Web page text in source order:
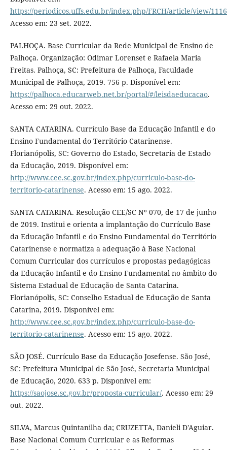
https://periodicos.uffs.edu.br/index.php/FRCH/article/view/
Acesso em: 23 set. 2022.
PALHOÇA. Base Curricular da Rede Municipal de Ensino de
Palhoça. Organização: Odimar Lorenset e Rafaela Maria
Freitas. Palhoça, SC: Prefeitura de Palhoça, Faculdade
Municipal de Palhoça, 2019. 756 p. Disponível em:
https://palhoca.educarweb.net.br/portal/#/leisdaeducacao.
Acesso em: 29 out. 2022.
SANTA CATARINA. Currículo Base da Educação Infantil e do
Ensino Fundamental do Território Catarinense.
Florianópolis, SC: Governo do Estado, Secretaria de Estado
da Educação, 2019. Disponível em:
http://www.cee.sc.gov.br/index.php/curriculo-base-do-
territorio-catarinense. Acesso em: 15 ago. 2022.
SANTA CATARINA. Resolução CEE/SC Nº 070, de 17 de junho
de 2019. Institui e orienta a implantação do Currículo Base
da Educação Infantil e do Ensino Fundamental do Território
Catarinense e normatiza a adequação à Base Nacional
Comum Curricular dos currículos e propostas pedagógicas
da Educação Infantil e do Ensino Fundamental no âmbito do
Sistema Estadual de Educação de Santa Catarina.
Florianópolis, SC: Conselho Estadual de Educação de Santa
Catarina, 2019. Disponível em:
http://www.cee.sc.gov.br/index.php/curriculo-base-do-
territorio-catarinense. Acesso em: 15 ago. 2022.
SÃO JOSÉ. Currículo Base da Educação Josefense. São José,
SC: Prefeitura Municipal de São José, Secretaria Municipal
de Educação, 2020. 633 p. Disponível em:
https://saojose.sc.gov.br/proposta-curricular/. Acesso em: 29
out. 2022.
SILVA, Marcus Quintanilha da; CRUZETTA, Danieli D'Aguiar.
Base Nacional Comum Curricular e as Reformas